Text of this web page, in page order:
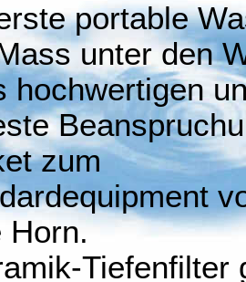
portable
unter den
hochwertigen
zum
Horn.